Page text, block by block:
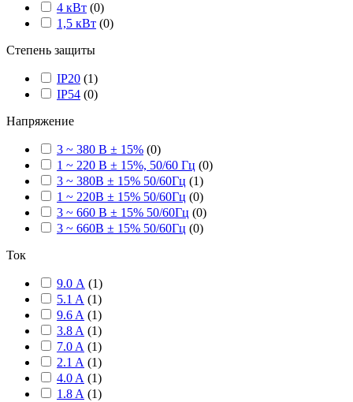
4 кВт (0)
1,5 кВт (0)
Степень защиты
IP20 (1)
IP54 (0)
Напряжение
3 ~ 380 В ± 15% (0)
1 ~ 220 В ± 15%, 50/60 Гц (0)
3 ~ 380В ± 15% 50/60Гц (1)
1 ~ 220В ± 15% 50/60Гц (0)
3 ~ 660 В ± 15% 50/60Гц (0)
3 ~ 660В ± 15% 50/60Гц (0)
Ток
9.0 А (1)
5.1 A (1)
9.6 A (1)
3.8 A (1)
7.0 A (1)
2.1 A (1)
4.0 A (1)
1.8 A (1)